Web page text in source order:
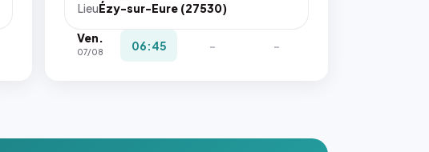
LieuÉzy-sur-Eure (27530)
Ven.
07/08 06:45 - -